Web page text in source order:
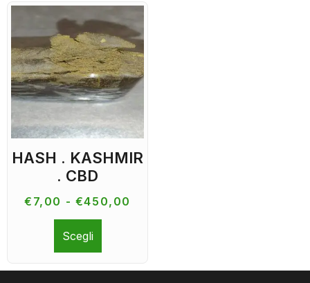
HASH . KASHMIR
. CBD
€ 7,00 - €450,00
Scegli